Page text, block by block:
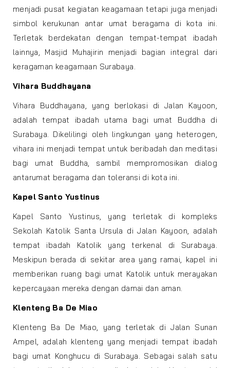
menjadi pusat kegiatan keagamaan tetapi juga menjadi
simbol kerukunan antar umat beragama di kota ini.
Terletak berdekatan dengan tempat-tempat ibadah
lainnya, Masjid Muhajirin menjadi bagian integral dari
keragaman keagamaan Surabaya.
Vihara Buddhayana
Vihara Buddhayana, yang berlokasi di Jalan Kayoon,
adalah tempat ibadah utama bagi umat Buddha di
Surabaya. Dikelilingi oleh lingkungan yang heterogen,
vihara ini menjadi tempat untuk beribadah dan meditasi
bagi umat Buddha, sambil mempromosikan dialog
antarumat beragama dan toleransi di kota ini.
Kapel Santo Yustinus
Kapel Santo Yustinus, yang terletak di kompleks
Sekolah Katolik Santa Ursula di Jalan Kayoon, adalah
tempat ibadah Katolik yang terkenal di Surabaya.
Meskipun berada di sekitar area yang ramai, kapel ini
memberikan ruang bagi umat Katolik untuk merayakan
kepercayaan mereka dengan damai dan aman.
Klenteng Ba De Miao
Klenteng Ba De Miao, yang terletak di Jalan Sunan
Ampel, adalah klenteng yang menjadi tempat ibadah
bagi umat Konghucu di Surabaya. Sebagai salah satu